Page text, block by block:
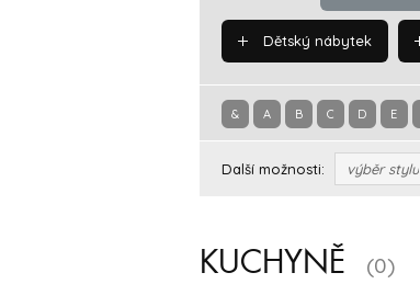
Dětský nábytek
& A B C D E
Další možnosti: výběr stylu
KUCHYNĚ (0)